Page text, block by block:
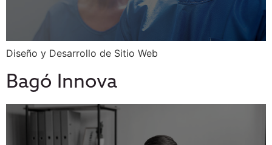
Diseño y Desarrollo de Sitio Web
Bagó Innova